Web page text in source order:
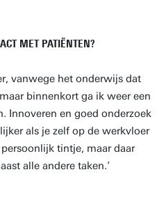
MET PATIËNTEN?
vanwege het onderwijs dat
binnenkort ga ik weer een
Innoveren en goed onderzoek
als je zelf op de werkvloer
tintje, maar daar
alle andere taken.’